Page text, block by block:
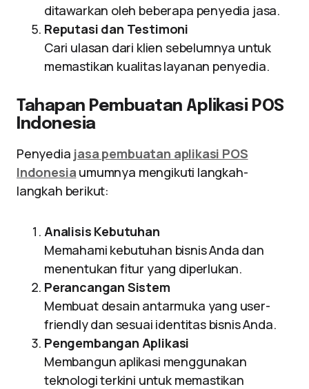
ditawarkan oleh beberapa penyedia jasa.
Reputasi dan Testimoni
Cari ulasan dari klien sebelumnya untuk
memastikan kualitas layanan penyedia.
Tahapan Pembuatan Aplikasi POS
Indonesia
Penyedia jasa pembuatan aplikasi POS
Indonesia umumnya mengikuti langkah-
langkah berikut:
Analisis Kebutuhan
Memahami kebutuhan bisnis Anda dan
menentukan fitur yang diperlukan.
Perancangan Sistem
Membuat desain antarmuka yang user-
friendly dan sesuai identitas bisnis Anda.
Pengembangan Aplikasi
Membangun aplikasi menggunakan
teknologi terkini untuk memastikan